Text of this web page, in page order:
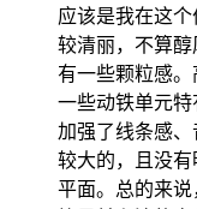
应该是我在这
较清丽，不算
有一些颗粒感
一些动铁单元特
加强了线条感
较大的，且没
平面。总的来说